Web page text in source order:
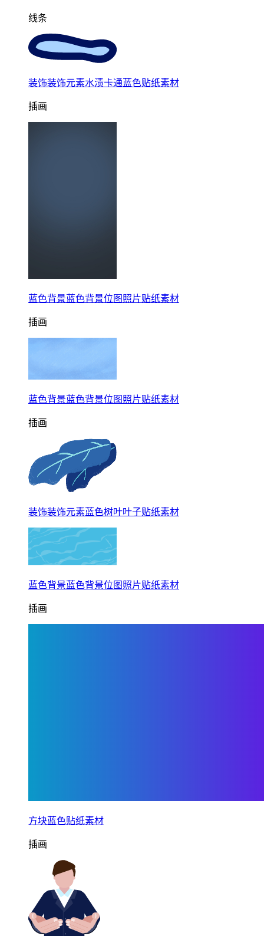
线条
装饰装饰元素水渍卡通蓝色贴纸素材
插画
蓝色背景蓝色背景位图照片贴纸素材
插画
蓝色背景蓝色背景位图照片贴纸素材
插画
装饰装饰元素蓝色树叶叶子贴纸素材
蓝色背景蓝色背景位图照片贴纸素材
插画
方块蓝色贴纸素材
插画